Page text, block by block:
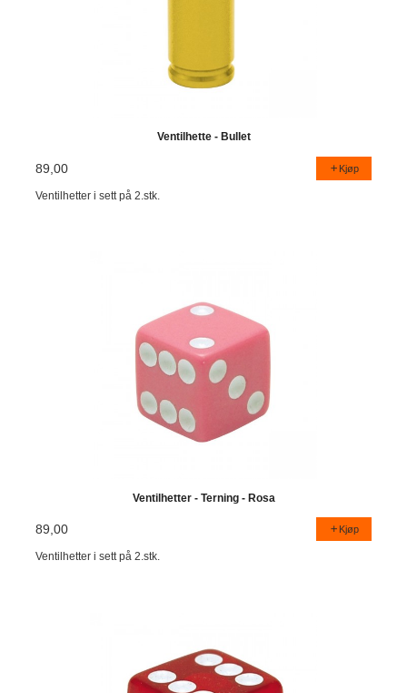
Ventilhette - Bullet
89,00 Kjøp
Ventilhetter i sett på 2.stk.
Ventilhetter - Terning - Rosa
89,00 Kjøp
Ventilhetter i sett på 2.stk.